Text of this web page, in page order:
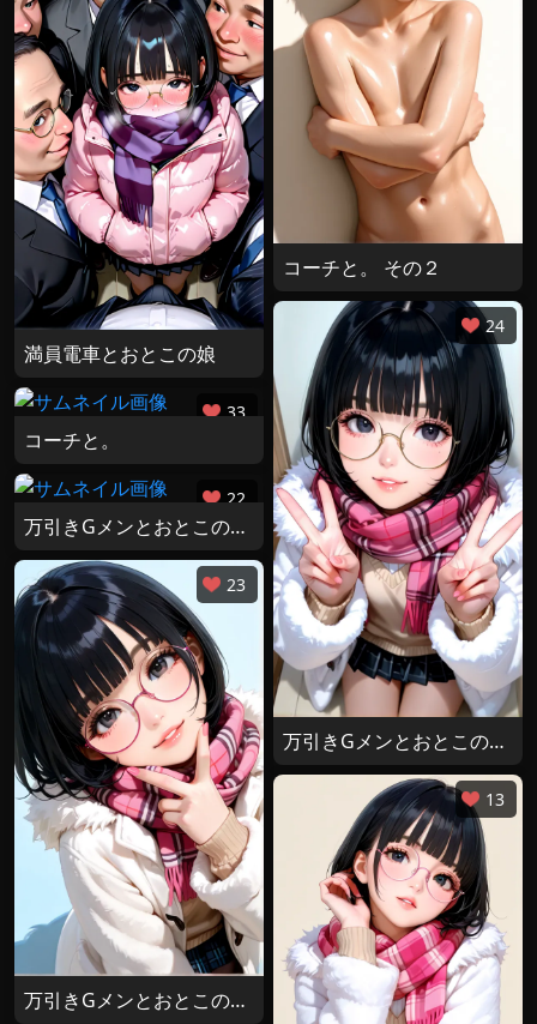
コーチと。 その２
満員電車とおとこの娘
万引きGメンとおとこの娘 その４
24
コーチと。
33
万引きGメンとおとこの娘 その３
22
万引きGメンとおとこの娘 その２
23
13